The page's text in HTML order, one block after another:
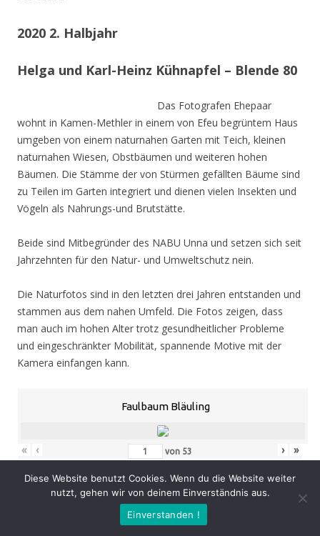
2020 2. Halbjahr
Helga und Karl-Heinz Kühnapfel – Blende 80
Das Fotografen Ehepaar
wohnt in Kamen-Methler in einem von Efeu begrüntem Haus
umgeben von einem naturnahen Garten mit Teich, kleinen
naturnahen Wiesen, Obstbäumen und weiteren hohen
Bäumen. Die Stämme der von Stürmen gefällten Bäume sind
zu Teilen im Garten integriert und dienen vielen Insekten und
Vögeln als Nahrungs-und Brutstätte.
Beide sind Mitbegründer des NABU Unna und setzen sich seit
Jahrzehnten für den Natur- und Umweltschutz nein.
Die Naturfotos sind in den letzten drei Jahren entstanden und
stammen aus dem nahen Umfeld. Die Fotos zeigen, dass
man auch im hohen Alter trotz gesundheitlicher Probleme
und eingeschränkter Mobilität, spannende Motive mit der
Kamera einfangen kann.
Faulbaum Bläuling
« ‹ von 53 › »
: Donnerstag 05.11.20, 19.00 Uhr
: 05.11. – 07.02.21, geöffnet Mo. – Do. 8.30 – 16.00 Uhr,
Diese Website benutzt Cookies. Wenn du die Website weiter
nutzt, gehen wir von deinem Einverständnis aus.
Einverstanden !